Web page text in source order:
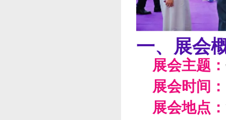
一、展会
展会主题：
展会时间：
展会地点：